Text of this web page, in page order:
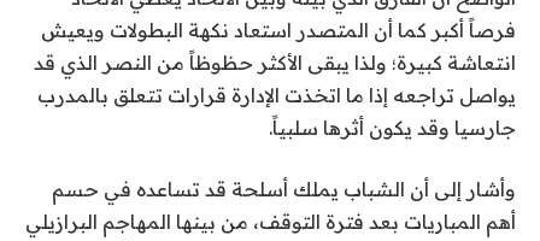
فرصاً أكبر كما أن المتصدر استعاد نكهة البطولات ويعيش
انتعاشة كبيرة؛ ولذا يبقى الأكثر حظوظاً من النصر الذي قد
يواصل تراجعه إذا ما اتخذت الإدارة قرارات تتعلق بالمدرب
جارسيا وقد يكون أثرها سلبياً.
وأشار إلى أن الشباب يملك أسلحة قد تساعده في حسم
أهم المباريات بعد فترة التوقف، من بينها المهاجم البرازيلي